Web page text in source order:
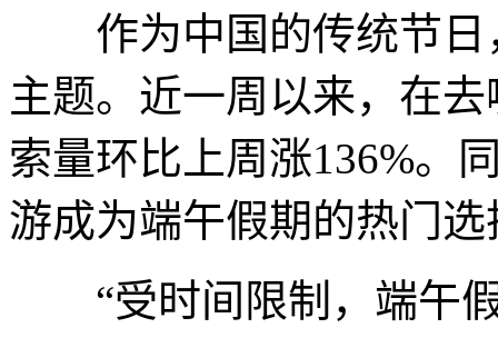
作为中国的传统节日
主题。近一周以来，在
索量环比上周涨136%。
游成为端午假期的热门选
“受时间限制，端午假